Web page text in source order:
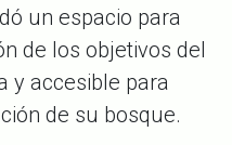
un espacio para
de los objetivos del
y accesible para
de su bosque.